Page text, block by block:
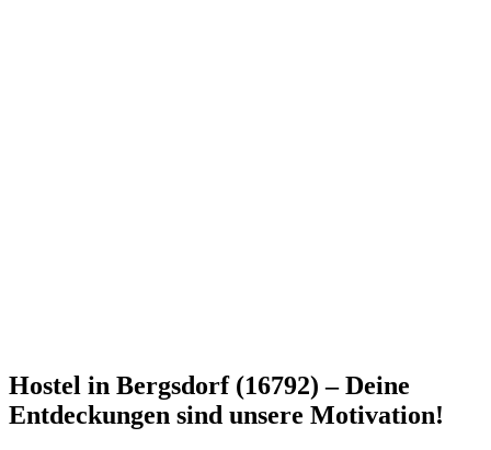
Hostel in Bergsdorf (16792) – Deine
Entdeckungen sind unsere Motivation!